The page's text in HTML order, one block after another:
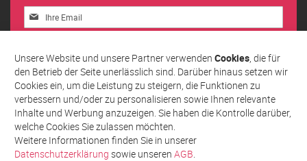
Melden
Sie
unseren
Newsletter
an:
Abonnieren
Unsere Website und unsere Partner verwenden Cookies, die für
den Betrieb der Seite unerlässlich sind. Darüber hinaus setzen wir
Cookies ein, um die Leistung zu steigern, die Funktionen zu
verbessern und/oder zu personalisieren sowie Ihnen relevante
Inhalte und Werbung anzuzeigen. Sie haben die Kontrolle darüber,
welche Cookies Sie zulassen möchten.
Weitere Informationen finden Sie in unserer
Datenschutzerklärung sowie unseren AGB.